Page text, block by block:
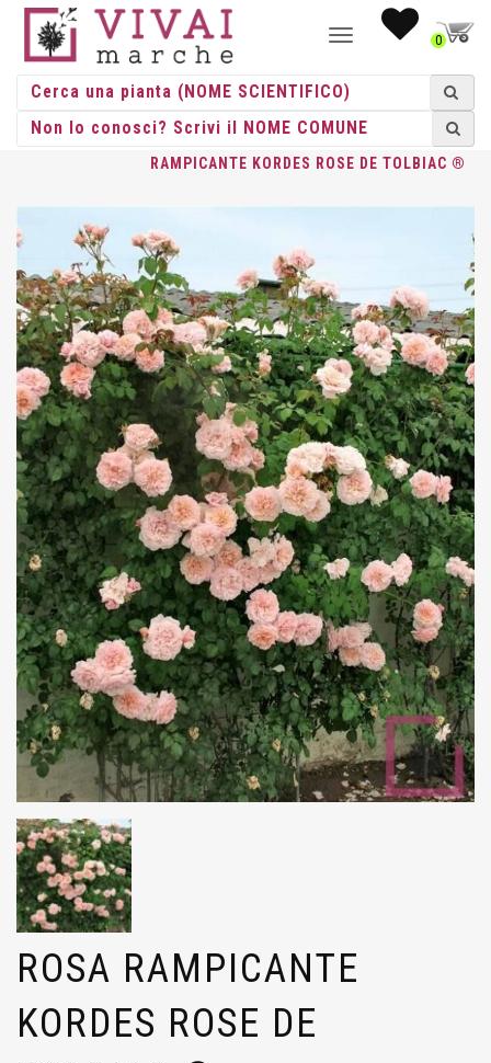
NAVIGAZIONE0
HOME/ROSE/ROSE RAMPICANTI/ KORDES / ROSA
RAMPICANTE KORDES ROSE DE TOLBIAC ®
ROSA RAMPICANTE
KORDES ROSE DE